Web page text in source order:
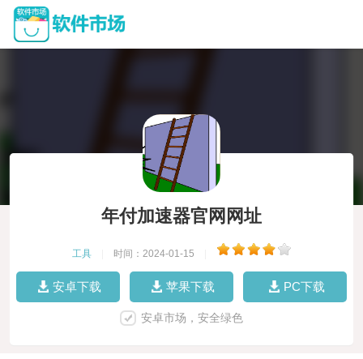
年付加速器官网网址
工具 时间：2024-01-15
安卓下载 苹果下载 PC下载
安卓市场，安全绿色